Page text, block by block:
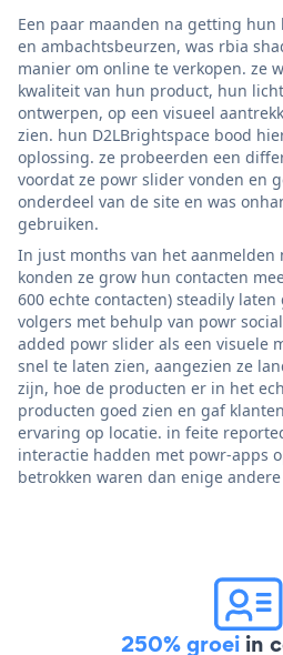
Een paar maanden na getting
en ambachtsbeurzen, was rbia
manier om online te verkopen. ze
kwaliteit van hun product, hun
ontwerpen, op een visueel
zien. hun D2LBrightspace bood
oplossing. ze probeerden een
voordat ze powr slider vonden en
onderdeel van de site en was
gebruiken.
In just months van het aanmelden
konden ze grow hun contacten
600 echte contacten) steadily
volgers met behulp van powr
added powr slider als een visuele
snel te laten zien, aangezien ze
zijn, hoe de producten er in het
producten goed zien en gaf
ervaring op locatie. in feite
interactie hadden met powr-apps
betrokken waren dan enige
250% groei in